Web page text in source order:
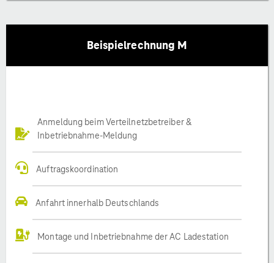
Beispielrechnung M
Anmeldung beim Verteilnetzbetreiber &
Inbetriebnahme-Meldung
Auftragskoordination
Anfahrt innerhalb Deutschlands
Montage und Inbetriebnahme der AC Ladestation